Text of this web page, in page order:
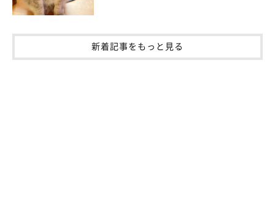
ポイントの特徴
新着記事をもっと見る